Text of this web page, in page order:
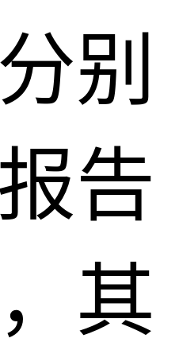
别
告
其